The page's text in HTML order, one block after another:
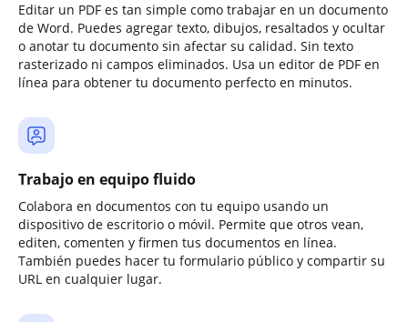
Editar un PDF es tan simple como trabajar en un documento
de Word. Puedes agregar texto, dibujos, resaltados y ocultar
o anotar tu documento sin afectar su calidad. Sin texto
rasterizado ni campos eliminados. Usa un editor de PDF en
línea para obtener tu documento perfecto en minutos.
Trabajo en equipo fluido
Colabora en documentos con tu equipo usando un
dispositivo de escritorio o móvil. Permite que otros vean,
editen, comenten y firmen tus documentos en línea.
También puedes hacer tu formulario público y compartir su
URL en cualquier lugar.